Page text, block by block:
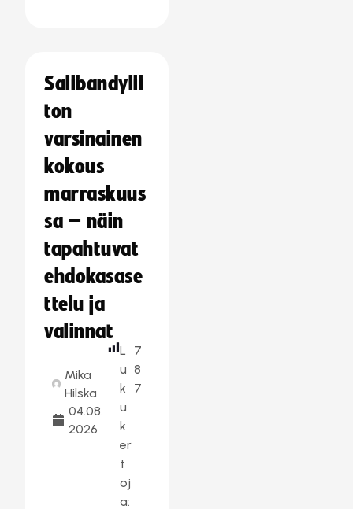
Salibandylii
ton
varsinainen
kokous
marraskuus
sa – näin
tapahtuvat
ehdokasase
ttelu ja
valinnat
Mika
Hilska
04.08.
2026
L
u
k
u
k
er
t
oj
a:
7
8
7